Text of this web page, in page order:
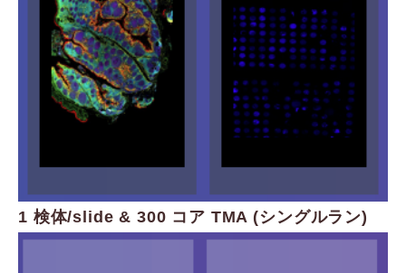
1 検体/slide & 300 コア TMA (シングルラン)